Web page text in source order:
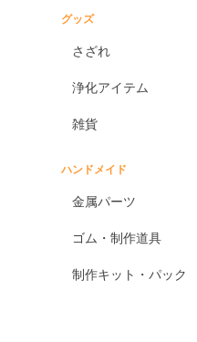
グッズ
さざれ
浄化アイテム
雑貨
ハンドメイド
金属パーツ
ゴム・制作道具
制作キット・パック